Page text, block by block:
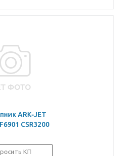
ARK-JET
CSR3200
КП